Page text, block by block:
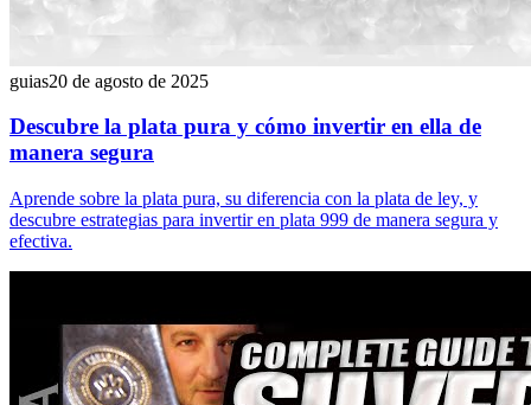
guias20 de agosto de 2025
Descubre la plata pura y cómo invertir en ella de
manera segura
Aprende sobre la plata pura, su diferencia con la plata de ley, y
descubre estrategias para invertir en plata 999 de manera segura y
efectiva.